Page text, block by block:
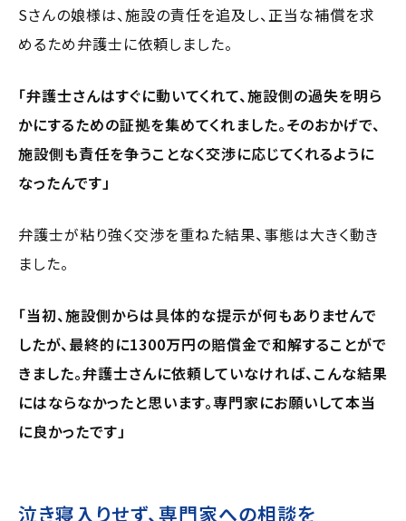
Sさんの娘様は、施設の責任を追及し、正当な補償を求
めるため弁護士に依頼しました。
「弁護士さんはすぐに動いてくれて、施設側の過失を明ら
かにするための証拠を集めてくれました。そのおかげで、
施設側も責任を争うことなく交渉に応じてくれるように
なったんです」
弁護士が粘り強く交渉を重ねた結果、事態は大きく動き
ました。
「当初、施設側からは具体的な提示が何もありませんで
したが、最終的に1300万円の賠償金で和解することがで
きました。弁護士さんに依頼していなければ、こんな結果
にはならなかったと思います。専門家にお願いして本当
に良かったです」
泣き寝入りせず、専門家への相談を